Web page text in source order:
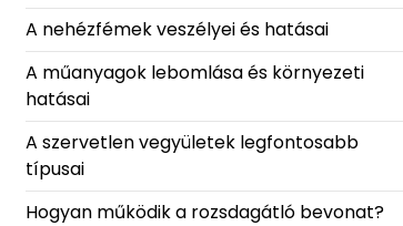
A nehézfémek veszélyei és hatásai
A műanyagok lebomlása és környezeti
hatásai
A szervetlen vegyületek legfontosabb
típusai
Hogyan működik a rozsdagátló bevonat?